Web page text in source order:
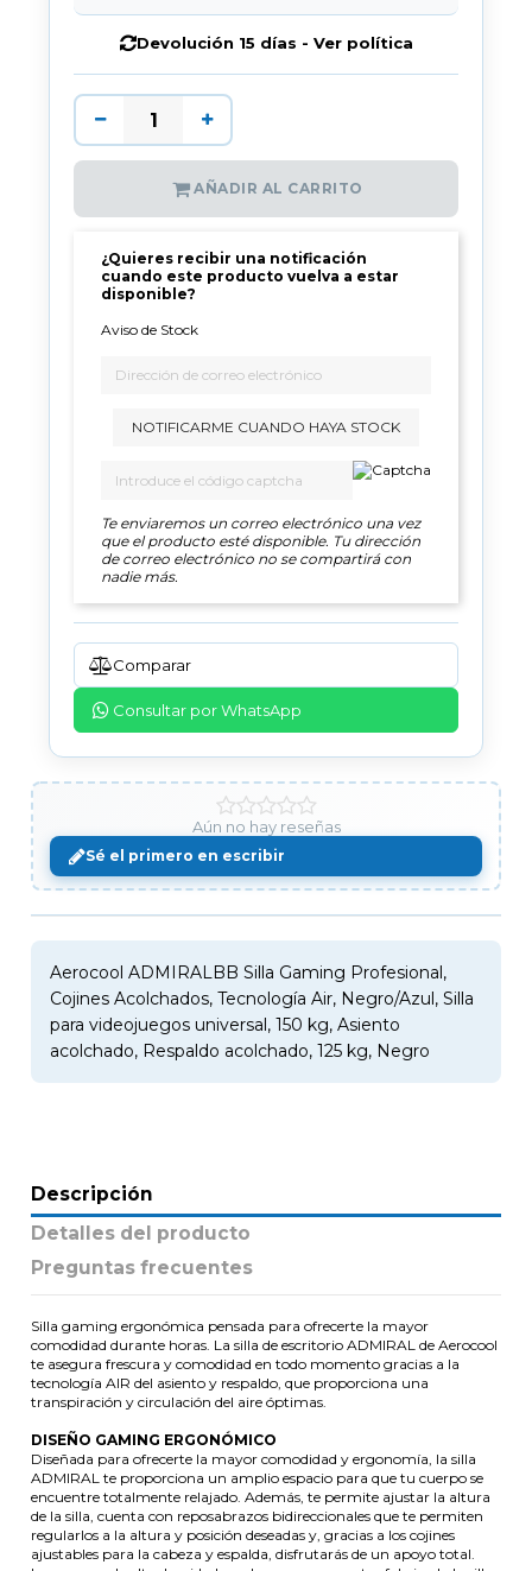
Devolución 15 días - Ver política
AÑADIR AL CARRITO
¿Quieres recibir una notificación
cuando este producto vuelva a estar
disponible?
Aviso de Stock
NOTIFICARME CUANDO HAYA STOCK
Te enviaremos un correo electrónico una vez
que el producto esté disponible. Tu dirección
de correo electrónico no se compartirá con
nadie más.
Comparar
Consultar por WhatsApp
Aún no hay reseñas
Sé el primero en escribir
Aerocool ADMIRALBB Silla Gaming Profesional,
Cojines Acolchados, Tecnología Air, Negro/Azul, Silla
para videojuegos universal, 150 kg, Asiento
acolchado, Respaldo acolchado, 125 kg, Negro
Descripción
Detalles del producto
Preguntas frecuentes
Silla gaming ergonómica pensada para ofrecerte la mayor
comodidad durante horas. La silla de escritorio ADMIRAL de Aerocool
te asegura frescura y comodidad en todo momento gracias a la
tecnología AIR del asiento y respaldo, que proporciona una
transpiración y circulación del aire óptimas.
DISEÑO GAMING ERGONÓMICO
Diseñada para ofrecerte la mayor comodidad y ergonomía, la silla
ADMIRAL te proporciona un amplio espacio para que tu cuerpo se
encuentre totalmente relajado. Además, te permite ajustar la altura
de la silla, cuenta con reposabrazos bidireccionales que te permiten
regularlos a la altura y posición deseadas y, gracias a los cojines
ajustables para la cabeza y espalda, disfrutarás de un apoyo total.